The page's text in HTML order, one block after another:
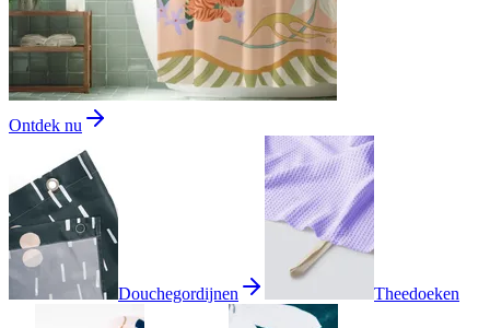
Ontdek nu
Douchegordijnen Theedoeken